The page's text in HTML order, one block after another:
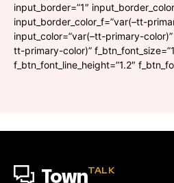
input_border=”1″
input_border_color_f=”var(–tt-
input_color=”var(–tt-primary-
tt-primary-color)”
f_btn_font_line_height=”1.2″
TownTALK